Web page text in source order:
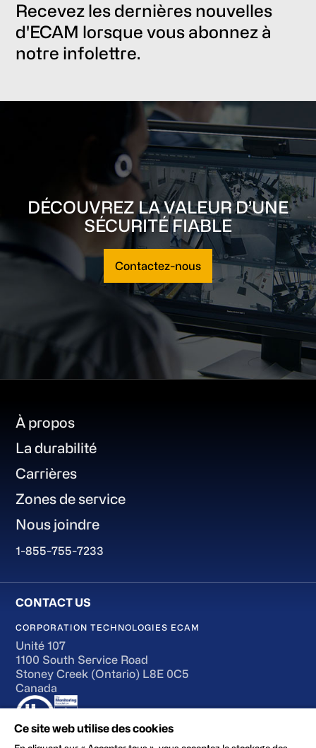
Recevez les dernières nouvelles
d'ECAM lorsque vous abonnez à
notre infolettre.
DÉCOUVREZ LA VALEUR D’UNE
SÉCURITÉ FIABLE
Contactez-nous
Footer
À propos
La durabilité
Carrières
Zones de service
Nous joindre
1-855-755-7233
CORPORATION TECHNOLOGIES ECAM
Unité 107
1100 South Service Road
Stoney Creek (Ontario) L8E 0C5
Canada
Ce site web utilise des cookies